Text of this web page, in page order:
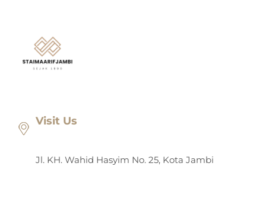
Visit Us
Jl. KH. Wahid Hasyim No. 25, Kota Jambi